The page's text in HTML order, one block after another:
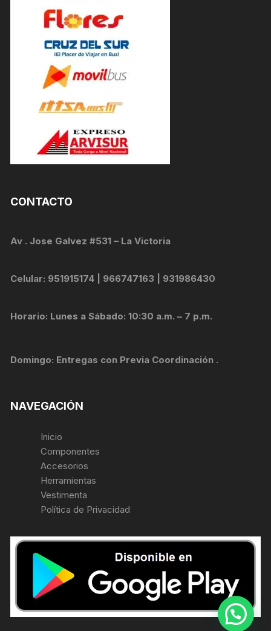
CONTACTO
Av . Jose Galvez #531 – La Victoria
Celular: 951915174 | 966747163 | 931986430
Horario: Lunes a Sábado: 10:30 a.m. – 7 p.m.
Domingo: Entregas con Previa Coordinación .
NAVEGACIÓN
Inicio
Componentes
Accesorios
Herramientas
Vestimenta
Política de Privacidad